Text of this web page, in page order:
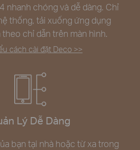
nhanh chóng và dễ dàng. Chỉ
thống, tải xuống ứng dụng
chỉ dẫn trên màn hình.
cách cài đặt Deco >>
Lý Dễ Dàng
bạn tại nhà hoặc từ xa trong